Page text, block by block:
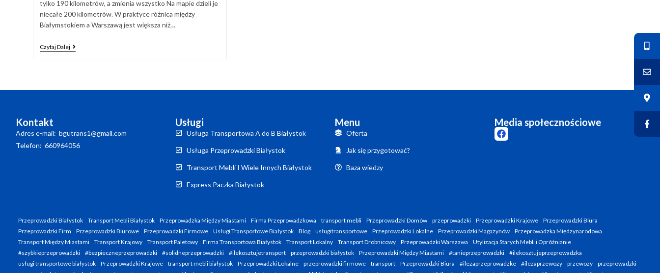
tylko 190 kilometrów, a zmienia wszystko Na mapie dzieli je
niecałe 200 kilometrów. W praktyce różnica między
Białymstokiem a Warszawą jest większa niż…
Czytaj Dalej
Kontakt
Adres e-mail: bgutrans1@gmail.com
Telefon: 660964056
Usługi
Usługa Transportowa A do B Białystok
Usługa Przeprowadzki Białystok
Transport Mebli I Wiele Innych Białystok
Express Paczka Białystok
Menu
Oferta
Jak się przygotować?
Baza wiedzy
Media społecznościowe
Przeprowadzki Białystok Transport Mebli Białystok Przeprowadzka Między Miastami Firma Przeprowadzkowa transport mebli Przeprowadzki Domów przeprowadzki Przeprowadzki Krajowe
Przeprowadzki Biura
Przeprowadzki Firm
Przeprowadzki Biurowe Przeprowadzki Firmowe Usługi Transportowe Białystok Blog usługitransportowe Przeprowadzki Lokalne Przeprowadzki Magazynów
Przeprowadzka Międzynarodowa
Transport Między Miastami
Transport Krajowy Transport Paletowy Firma Transportowa Białystok Transport Lokalny Transport Drobnicowy Przeprowadzki Warszawa
Utylizacja Starych Mebli i Opróżnianie
#szybkieprzeprowadzki
#bezpieczneprzeprowadzki #solidneprzeprowadzki #ilekosztujetransport przeprowadzki białystok Przeprowadzki Między Miastami #tanieprzeprowadzki
#ilekosztujeprzeprowadzka
usługi transportowe białystok
Przeprowadzki Krajowe transport mebli białystok Przeprowadzki Lokalne przeprowadzki firmowe transport Przeprowadzki Biura #ilezaprzeprowadzke #ilezaprzewozy przewozy
przeprowadzki